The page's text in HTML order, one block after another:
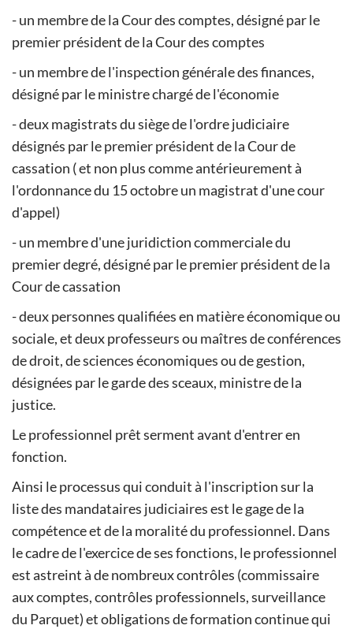
- un membre de la Cour des comptes, désigné par le
premier président de la Cour des comptes
- un membre de l'inspection générale des finances,
désigné par le ministre chargé de l'économie
- deux magistrats du siège de l'ordre judiciaire
désignés par le premier président de la Cour de
cassation ( et non plus comme antérieurement à
l'ordonnance du 15 octobre un magistrat d'une cour
d'appel)
- un membre d'une juridiction commerciale du
premier degré, désigné par le premier président de la
Cour de cassation
- deux personnes qualifiées en matière économique ou
sociale, et deux professeurs ou maîtres de conférences
de droit, de sciences économiques ou de gestion,
désignées par le garde des sceaux, ministre de la
justice.
Le professionnel prêt serment avant d'entrer en
fonction.
Ainsi le processus qui conduit à l'inscription sur la
liste des mandataires judiciaires est le gage de la
compétence et de la moralité du professionnel. Dans
le cadre de l'exercice de ses fonctions, le professionnel
est astreint à de nombreux contrôles (commissaire
aux comptes, contrôles professionnels, surveillance
du Parquet) et obligations de formation continue qui